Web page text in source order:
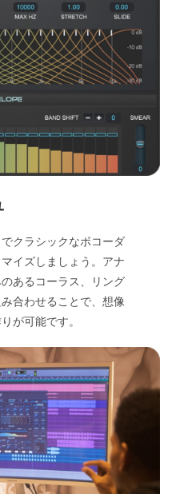
クラシックなボコーダ
イズしましょう。アナ
あるコーラス、リング
合わせることで、想像
が可能です。